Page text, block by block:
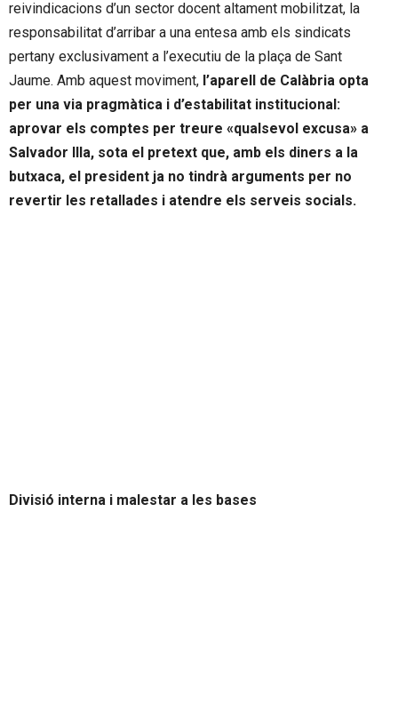
reivindicacions d’un sector docent altament mobilitzat, la
responsabilitat d’arribar a una entesa amb els sindicats
pertany exclusivament a l’executiu de la plaça de Sant
Jaume. Amb aquest moviment, l’aparell de Calàbria opta
per una via pragmàtica i d’estabilitat institucional:
aprovar els comptes per treure «qualsevol excusa» a
Salvador Illa, sota el pretext que, amb els diners a la
butxaca, el president ja no tindrà arguments per no
revertir les retallades i atendre els serveis socials.
Divisió interna i malestar a les bases